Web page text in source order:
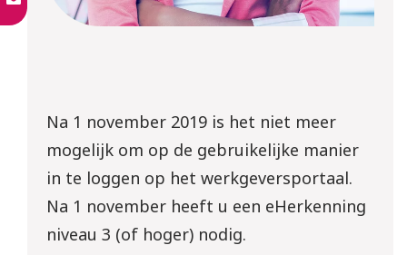
Na 1 november 2019 is het niet meer
mogelijk om op de gebruikelijke manier
in te loggen op het werkgeversportaal.
Na 1 november heeft u een eHerkenning
niveau 3 (of hoger) nodig.